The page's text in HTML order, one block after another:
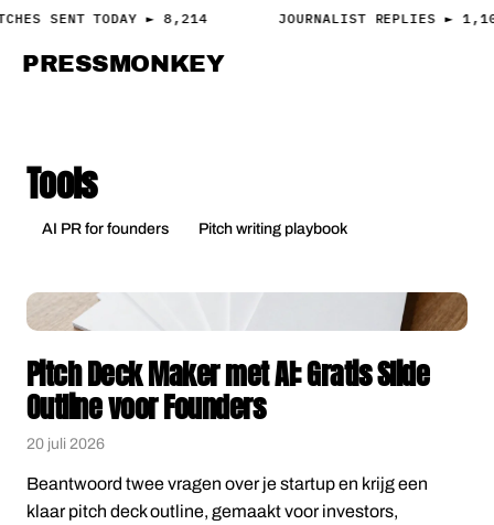
Tools
AI PR for founders Pitch writing playbook
Pitch Deck Maker met AI: Gratis Slide
Outline voor Founders
20 juli 2026
Beantwoord twee vragen over je startup en krijg een
klaar pitch deck outline, gemaakt voor investors,
SENT TODAY ► 8,214 JOURNALIST REPLIES ►
PRESS MONKEY